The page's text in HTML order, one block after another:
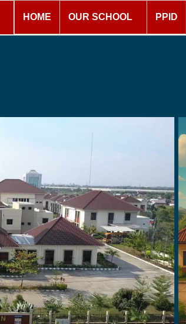
HOME OUR SCHOOL PPID